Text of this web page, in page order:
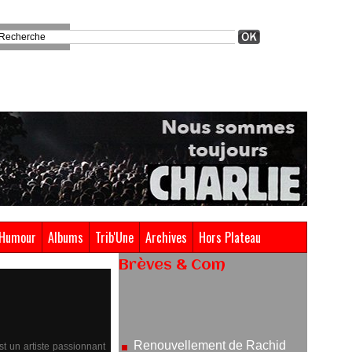
Humour Albums Trib'Une Archives Hors Plateau
un artiste passionnant
Brèves & Com